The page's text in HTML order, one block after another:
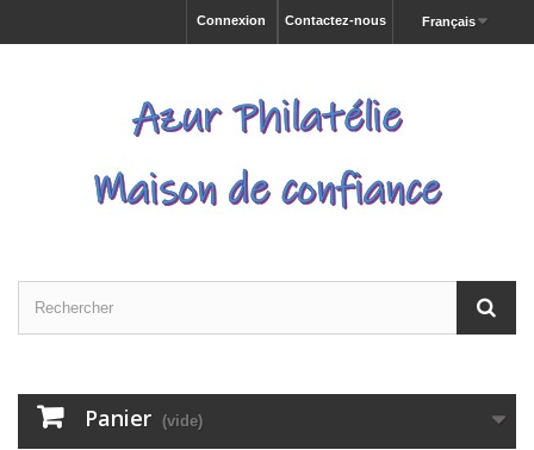
Français
Contactez-nous
Connexion
Panier (vide)